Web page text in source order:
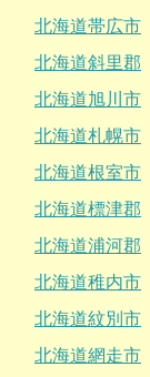
北海道帯広市
北海道斜里郡
北海道旭川市
北海道札幌市
北海道根室市
北海道標津郡
北海道浦河郡
北海道稚内市
北海道紋別市
北海道網走市